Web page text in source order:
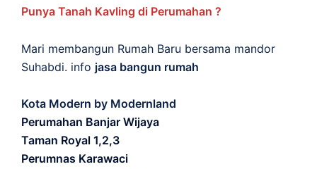
Punya Tanah Kavling di Perumahan ?
Mari membangun Rumah Baru bersama mandor
Suhabdi. info jasa bangun rumah
Kota Modern by Modernland
Perumahan Banjar Wijaya
Taman Royal 1,2,3
Perumnas Karawaci